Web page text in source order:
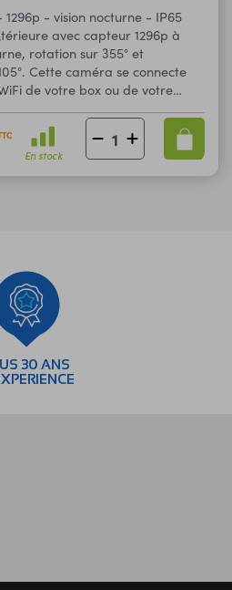
1296p - vision nocturne - IP65
avec capteur 1296p à
rotation sur 355° et
Cette caméra se connecte
de votre box ou de votre
En stock
30 ANS